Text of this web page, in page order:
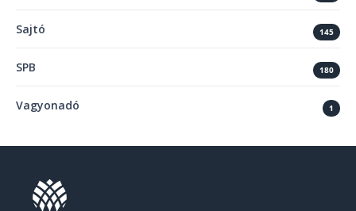
Sajtó 145
SPB 180
Vagyonadó 1